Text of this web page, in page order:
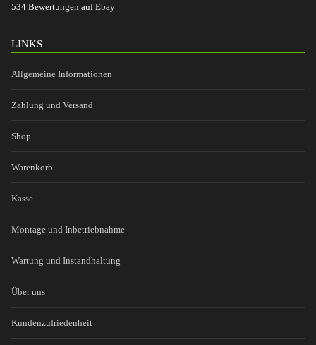
534 Bewertungen auf Ebay
LINKS
Allgemeine Informationen
Zahlung und Versand
Shop
Warenkorb
Kasse
Montage und Inbetriebnahme
Wartung und Instandhaltung
Über uns
Kundenzufriedenheit